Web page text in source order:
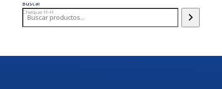
Cheque H-H
Buscar